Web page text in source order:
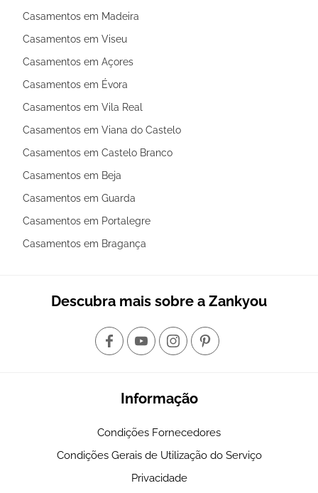
Casamentos em Madeira
Casamentos em Viseu
Casamentos em Açores
Casamentos em Évora
Casamentos em Vila Real
Casamentos em Viana do Castelo
Casamentos em Castelo Branco
Casamentos em Beja
Casamentos em Guarda
Casamentos em Portalegre
Casamentos em Bragança
Descubra mais sobre a Zankyou
Informação
Condições Fornecedores
Condições Gerais de Utilização do Serviço
Privacidade